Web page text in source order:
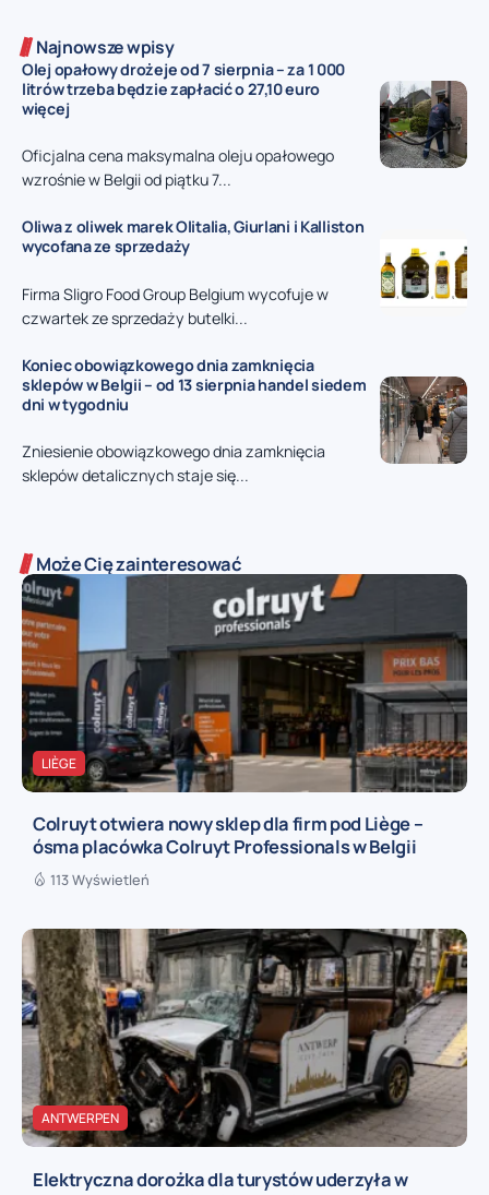
Najnowsze wpisy
Olej opałowy drożeje od 7 sierpnia – za 1 000
litrów trzeba będzie zapłacić o 27,10 euro
więcej
Oficjalna cena maksymalna oleju opałowego
wzrośnie w Belgii od piątku 7...
Oliwa z oliwek marek Olitalia, Giurlani i Kalliston
wycofana ze sprzedaży
Firma Sligro Food Group Belgium wycofuje w
czwartek ze sprzedaży butelki...
Koniec obowiązkowego dnia zamknięcia
sklepów w Belgii – od 13 sierpnia handel siedem
dni w tygodniu
Zniesienie obowiązkowego dnia zamknięcia
sklepów detalicznych staje się...
Może Cię zainteresować
LIÈGE
Colruyt otwiera nowy sklep dla firm pod Liège –
ósma placówka Colruyt Professionals w Belgii
113 Wyświetleń
ANTWERPEN
Elektryczna dorożka dla turystów uderzyła w